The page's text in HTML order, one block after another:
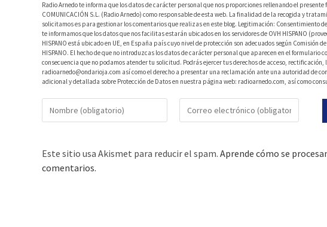
Radio Arnedo te informa que los datos de carácter personal que nos proporciones rellenando el
COMUNICACIÓN S.L. (Radio Arnedo) como responsable de esta web. La finalidad de la recogida y
solicitamos es para gestionar los comentarios que realizas en este blog. Legitimación: Consentimiento
te informamos que los datos que nos facilitas estarán ubicados en los servidores de OVH HISPANO
HISPANO está ubicado en UE, en España país cuyo nivel de protección son adecuados según Comisión
HISPANO. El hecho de que no introduzcas los datos de carácter personal que aparecen en el formulario
consecuencia que no podamos atender tu solicitud. Podrás ejercer tus derechos de acceso,
radioarnedo@ondarioja.com así como el derecho a presentar una reclamación ante una autoridad de
adicional y detallada sobre Protección de Datos en nuestra página web: radioarnedo.com, así como
Este sitio usa Akismet para reducir el spam. Aprende cómo se
comentarios.